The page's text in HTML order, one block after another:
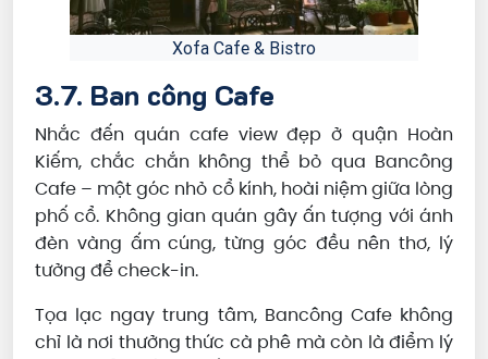
Xofa Cafe & Bistro
3.7. Ban công Cafe
Nhắc đến quán cafe view đẹp ở quận Hoàn
Kiếm, chắc chắn không thể bỏ qua Bancông
Cafe – một góc nhỏ cổ kính, hoài niệm giữa lòng
phố cổ. Không gian quán gây ấn tượng với ánh
đèn vàng ấm cúng, từng góc đều nên thơ, lý
tưởng để check-in.
Tọa lạc ngay trung tâm, Bancông Cafe không
chỉ là nơi thưởng thức cà phê mà còn là điểm lý